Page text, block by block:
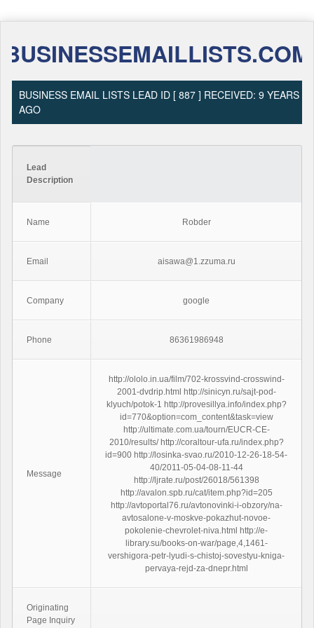
BUSINESSEMAILLISTS.COM
BUSINESS EMAIL LISTS LEAD ID [ 887 ] RECEIVED: 9 YEARS
AGO
Lead
Description
Name Robder
Email aisawa@1.zzuma.ru
Company google
Phone 86361986948
Message
http://ololo.in.ua/film/702-krossvind-crosswind-
2001-dvdrip.html http://sinicyn.ru/sajt-pod-
klyuch/potok-1 http://provesillya.info/index.php?
id=770&option=com_content&task=view
http://ultimate.com.ua/tourn/EUCR-CE-
2010/results/ http://coraltour-ufa.ru/index.php?
id=900 http://losinka-svao.ru/2010-12-26-18-54-
40/2011-05-04-08-11-44
http://ljrate.ru/post/26018/561398
http://avalon.spb.ru/cat/item.php?id=205
http://avtoportal76.ru/avtonovinki-i-obzory/na-
avtosalone-v-moskve-pokazhut-novoe-
pokolenie-chevrolet-niva.html http://e-
library.su/books-on-war/page,4,1461-
vershigora-petr-lyudi-s-chistoj-sovestyu-kniga-
pervaya-rejd-za-dnepr.html
Originating
Page Inquiry